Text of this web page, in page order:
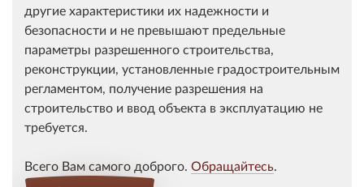
другие характеристики их надежности и
безопасности и не превышают предельные
параметры разрешенного строительства,
реконструкции, установленные градостроительным
регламентом, получение разрешения на
строительство и ввод объекта в эксплуатацию не
требуется.
Всего Вам самого доброго. Обращайтесь.